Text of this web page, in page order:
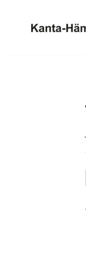
ensisijaiseen
valikkoon
pääsisältöön
alatunnisteeseen